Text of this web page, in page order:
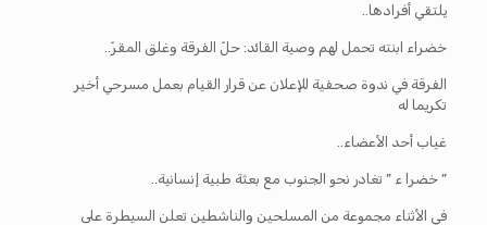
يلتقي أفرادها..
خضراء ابنته تحمل لهم وصية القائد: حلّ الفرقة وغلق المقرّ..
الفرقة في ندوة صحفية للإعلان عن قرار القيام بعمل مسرحي أخير
تكريما له
غياب أحد الأعضاء..
” خضرا ء ” تغادر نحو الجنوب مع بعثة طبية إنسانية..
في الأثناء مجموعة من المسلحين والناشطين تعلن السيطرة على